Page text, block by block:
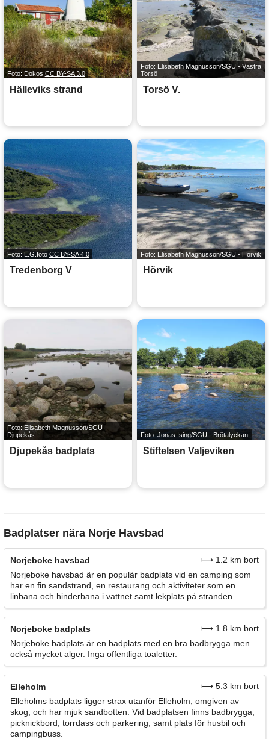
Foto: Dokos CC BY-SA 3.0
Hälleviks strand
Foto: Elisabeth Magnusson/SGU - Västra
Torsö
Torsö V.
Foto: L.G.foto CC BY-SA 4.0
Tredenborg V
Foto: Elisabeth Magnusson/SGU - Hörvik
Hörvik
Foto: Elisabeth Magnusson/SGU -
Djupekås
Djupekås badplats
Foto: Jonas Ising/SGU - Brötalyckan
Stiftelsen Valjeviken
Badplatser nära Norje Havsbad
Norjeboke havsbad
⟼ 1.2 km bort
Norjeboke havsbad är en populär badplats vid en camping som
har en fin sandstrand, en restaurang och aktiviteter som en
linbana och hinderbana i vattnet samt lekplats på stranden.
Norjeboke badplats
⟼ 1.8 km bort
Norjeboke badplats är en badplats med en bra badbrygga men
också mycket alger. Inga offentliga toaletter.
Elleholm
⟼ 5.3 km bort
Elleholms badplats ligger strax utanför Elleholm, omgiven av
skog, och har mjuk sandbotten. Vid badplatsen finns badbrygga,
picknickbord, torrdass och parkering, samt plats för husbil och
campingbuss.